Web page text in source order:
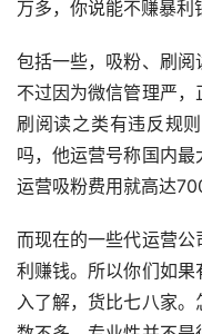
万多，你说能不赚暴利
包括一些，吸粉、刷阅
不过因为微信管理严
刷阅读之类有违反规
吗，他运营号称国内
运营吸粉费用就高达
而现在的一些代运营
利赚钱。所以你们如
入了解，货比七八家